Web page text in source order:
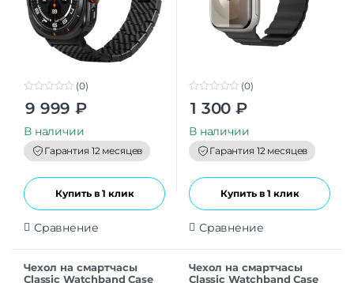
o
t
o
f
5
(0)
9 999 ₽
В наличии
Гарантия 12 месяцев
Купить в 1 клик
Сравнение
t
o
f
5
(0)
1 300 ₽
В наличии
Гарантия 12 месяцев
Купить в 1 клик
Сравнение
Чехол на смартчасы
Classic Watchband Case
Чехол на смартчасы
Classic Watchband Case